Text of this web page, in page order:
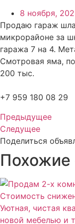
8 ноября,
Продаю гараж
микрорайоне за
гаража 7 на 4.
Смотровая яма,
200 тыс.
+7 959 180 08 29
Предыдущее
Следущее
Поделиться
Похожие